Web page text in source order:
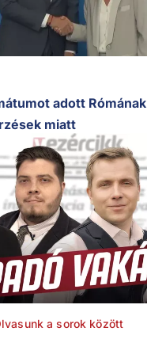
adott
miatt
a sorok között